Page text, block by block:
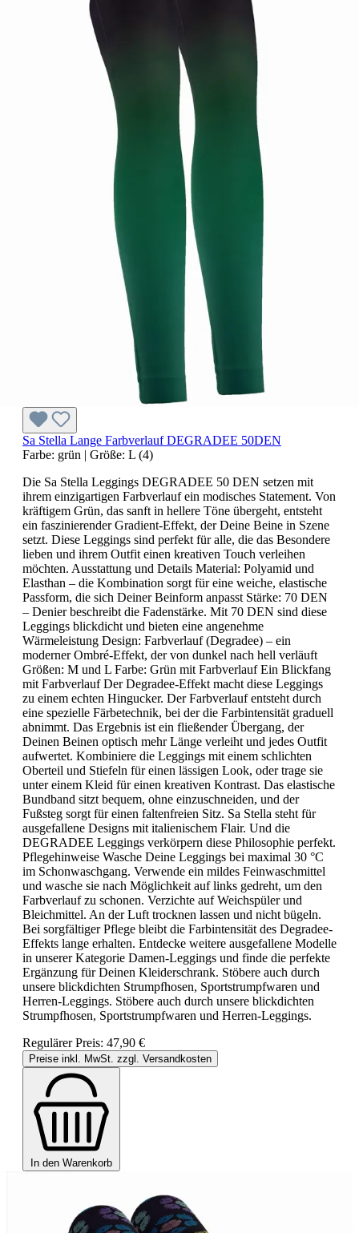
Sa Stella Lange Farbverlauf DEGRADEE 50DEN
Farbe: grün | Größe: L (4)
Die Sa Stella Leggings DEGRADEE 50 DEN setzen mit
ihrem einzigartigen Farbverlauf ein modisches Statement. Von
kräftigem Grün, das sanft in hellere Töne übergeht, entsteht
ein faszinierender Gradient-Effekt, der Deine Beine in Szene
setzt. Diese Leggings sind perfekt für alle, die das Besondere
lieben und ihrem Outfit einen kreativen Touch verleihen
möchten. Ausstattung und Details Material: Polyamid und
Elasthan – die Kombination sorgt für eine weiche, elastische
Passform, die sich Deiner Beinform anpasst Stärke: 70 DEN
– Denier beschreibt die Fadenstärke. Mit 70 DEN sind diese
Leggings blickdicht und bieten eine angenehme
Wärmeleistung Design: Farbverlauf (Degradee) – ein
moderner Ombré-Effekt, der von dunkel nach hell verläuft
Größen: M und L Farbe: Grün mit Farbverlauf Ein Blickfang
mit Farbverlauf Der Degradee-Effekt macht diese Leggings
zu einem echten Hingucker. Der Farbverlauf entsteht durch
eine spezielle Färbetechnik, bei der die Farbintensität graduell
abnimmt. Das Ergebnis ist ein fließender Übergang, der
Deinen Beinen optisch mehr Länge verleiht und jedes Outfit
aufwertet. Kombiniere die Leggings mit einem schlichten
Oberteil und Stiefeln für einen lässigen Look, oder trage sie
unter einem Kleid für einen kreativen Kontrast. Das elastische
Bundband sitzt bequem, ohne einzuschneiden, und der
Fußsteg sorgt für einen faltenfreien Sitz. Sa Stella steht für
ausgefallene Designs mit italienischem Flair. Und die
DEGRADEE Leggings verkörpern diese Philosophie perfekt.
Pflegehinweise Wasche Deine Leggings bei maximal 30 °C
im Schonwaschgang. Verwende ein mildes Feinwaschmittel
und wasche sie nach Möglichkeit auf links gedreht, um den
Farbverlauf zu schonen. Verzichte auf Weichspüler und
Bleichmittel. An der Luft trocknen lassen und nicht bügeln.
Bei sorgfältiger Pflege bleibt die Farbintensität des Degradee-
Effekts lange erhalten. Entdecke weitere ausgefallene Modelle
in unserer Kategorie Damen-Leggings und finde die perfekte
Ergänzung für Deinen Kleiderschrank. Stöbere auch durch
unsere blickdichten Strumpfhosen, Sportstrumpfwaren und
Herren-Leggings. Stöbere auch durch unsere blickdichten
Strumpfhosen, Sportstrumpfwaren und Herren-Leggings.
Regulärer Preis: 47,90 €
Preise inkl. MwSt. zzgl. Versandkosten
In den Warenkorb